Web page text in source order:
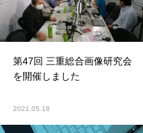
第47回 三重総合画像研究会
を開催しました
2021.05.18